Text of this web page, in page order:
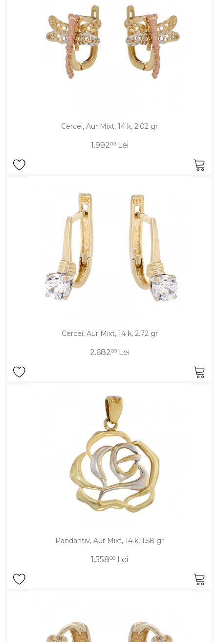
Cercei, Aur Mixt, 14 k, 2.02 gr
1.99200Lei
Cercei, Aur Mixt, 14 k, 2.72 gr
2.68200Lei
Pandantiv, Aur Mixt, 14 k, 1.58 gr
1.55800 Lei